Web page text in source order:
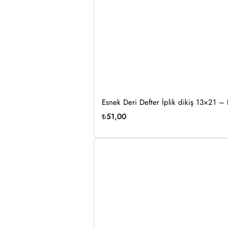
Esnek Deri Defter İplik dikiş 13×21 –
₺51,00